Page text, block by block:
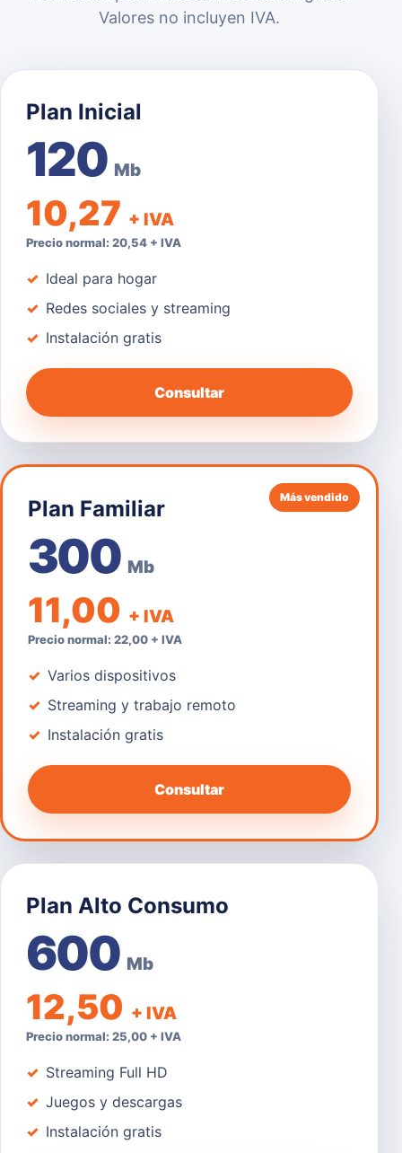
Valores no incluyen IVA.
Plan Inicial
120 Mb
10,27 + IVA
Precio normal: 20,54 + IVA
Ideal para hogar
Redes sociales y streaming
Instalación gratis
Consultar
Más vendido
Plan Familiar
300 Mb
11,00 + IVA
Precio normal: 22,00 + IVA
Varios dispositivos
Streaming y trabajo remoto
Instalación gratis
Consultar
Plan Alto Consumo
600 Mb
12,50 + IVA
Precio normal: 25,00 + IVA
Streaming Full HD
Juegos y descargas
Instalación gratis